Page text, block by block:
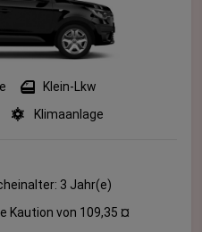
Klein-Lkw
Klimaanlage
3 Jahr(e)
Kaution von 109,35 ¤